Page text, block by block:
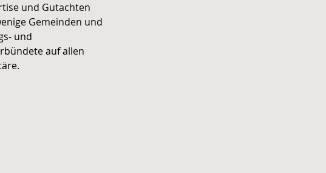
und Gutachten
Gemeinden und
und
auf allen